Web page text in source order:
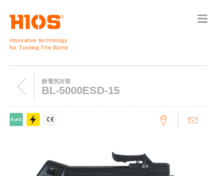
innovative technology
for Turning The World
静電気対策
BL-5000ESD-15